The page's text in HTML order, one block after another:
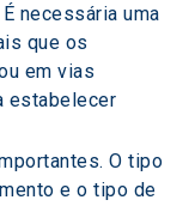
necessária uma
que os
em vias
estabelecer
O tipo
e o tipo de